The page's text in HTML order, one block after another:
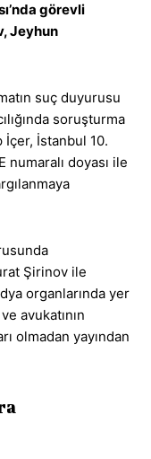
görevli
Jeyhun
suç duyurusu
soruşturma
İçer, İstanbul 10.
numaralı doyası ile
Şirinov ile
organlarında yer
avukatının
olmadan yayından